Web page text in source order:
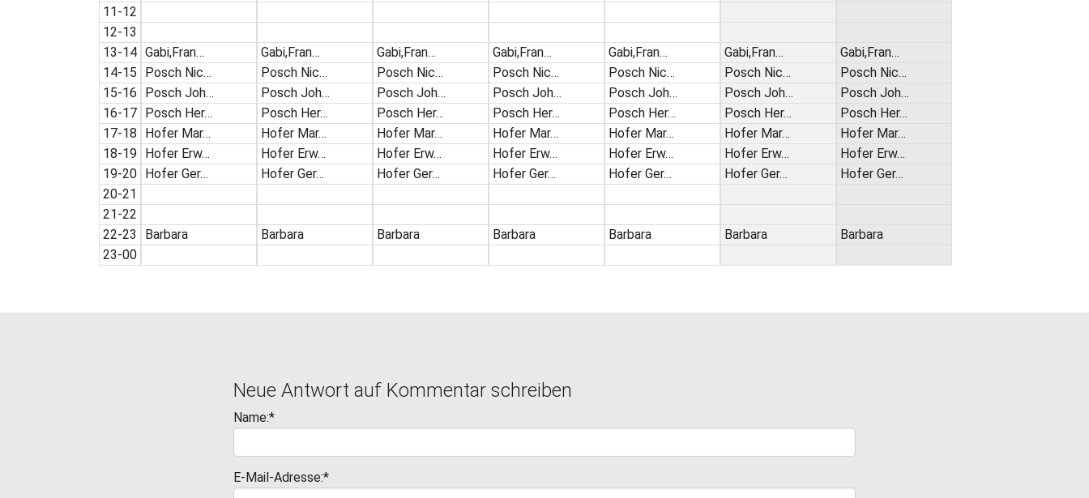
11-12
12-13
13-14
14-15
15-16
16-17
17-18
18-19
19-20
20-21
21-22
22-23
23-00
Gabi,Fran…
Posch Nic…
Posch Joh…
Posch Her…
Hofer Mar…
Hofer Erw…
Hofer Ger…
Barbara
Gabi,Fran…
Posch Nic…
Posch Joh…
Posch Her…
Hofer Mar…
Hofer Erw…
Hofer Ger…
Barbara
Gabi,Fran…
Posch Nic…
Posch Joh…
Posch Her…
Hofer Mar…
Hofer Erw…
Hofer Ger…
Barbara
Gabi,Fran…
Posch Nic…
Posch Joh…
Posch Her…
Hofer Mar…
Hofer Erw…
Hofer Ger…
Barbara
Gabi,Fran…
Posch Nic…
Posch Joh…
Posch Her…
Hofer Mar…
Hofer Erw…
Hofer Ger…
Barbara
Gabi,Fran…
Posch Nic…
Posch Joh…
Posch Her…
Hofer Mar…
Hofer Erw…
Hofer Ger…
Barbara
Gabi,Fran…
Posch Nic…
Posch Joh…
Posch Her…
Hofer Mar…
Hofer Erw…
Hofer Ger…
Barbara
Neue Antwort auf Kommentar schreiben
Name:*
E-Mail-Adresse:*